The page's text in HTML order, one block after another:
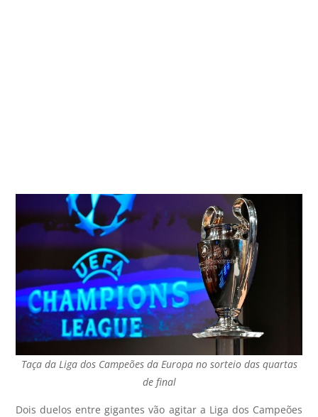
Taça da Liga dos Campeões da Europa no sorteio das quartas
de final
Dois duelos entre gigantes vão agitar a Liga dos Campeões